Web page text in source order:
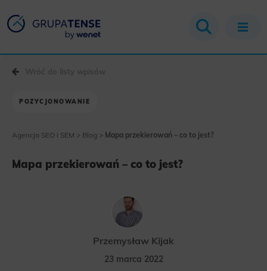
POZYCJONOWANIE
Agencja SEO i SEM > Blog > Mapa przekierowań – co to jest?
Mapa przekierowań – co to jest?
Przemysław Kijak
23 marca 2022